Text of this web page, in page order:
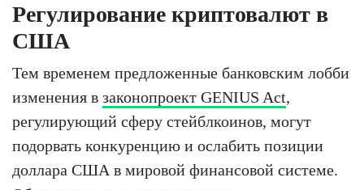
Регулирование криптовалют в
США
Тем временем предложенные банковским лобби
изменения в законопроект GENIUS Act,
регулирующий сферу стейблкоинов, могут
подорвать конкуренцию и ослабить позиции
доллара США в мировой финансовой системе.